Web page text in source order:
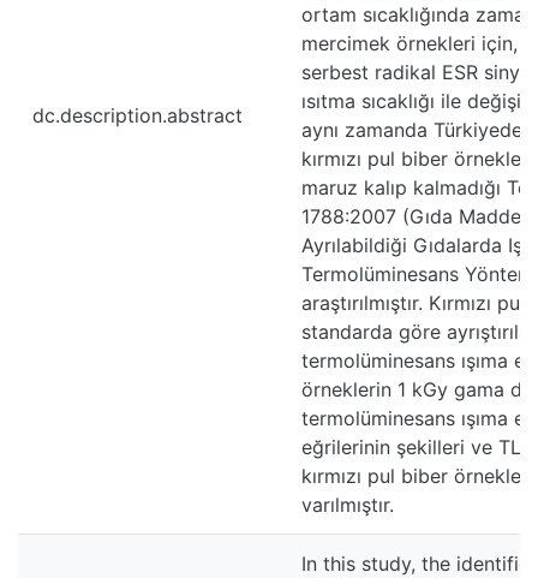
dc.description.abstract
ortam sıcaklığında
mercimek örnekleri için,
serbest radikal ESR
ısıtma sıcaklığı ile
aynı zamanda
kırmızı pul biber
maruz kalıp kalmadığı
1788:2007 (Gıda
Ayrılabildiği Gıdalarda
Termolüminesans
araştırılmıştır. Kırmızı
standarda göre
termolüminesans ışıma
örneklerin 1 kGy gama
termolüminesans ışıma
eğrilerinin şekilleri ve
kırmızı pul biber
varılmıştır.
In this study, the